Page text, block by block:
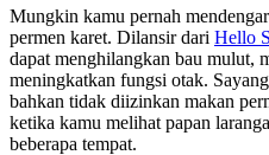
Mungkin kamu pernah
permen karet. Dilansir dari Hello
dapat menghilangkan bau mulut,
meningkatkan fungsi otak.
bahkan tidak diizinkan makan
ketika kamu melihat papan
beberapa tempat.